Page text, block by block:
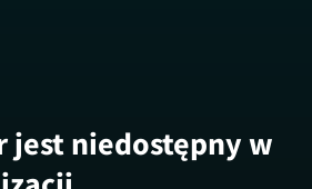
jest niedostępny w